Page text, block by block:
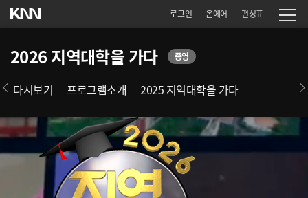
로그인 온에어 편성표
2026 지역대학을 가다 종영
다시보기 프로그램소개 2025 지역대학을 가다